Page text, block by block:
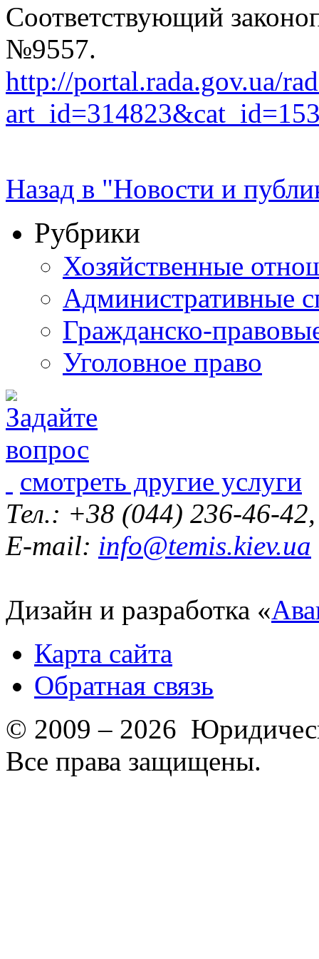
Соответствующий
№9557.
http://portal.rada.gov.ua/
Назад в "Новости и
Рубрики
Хозяйственные
Административные
Гражданско-
Уголовное право
смотреть другие услуги
Тел.: +38 (044) 236-46-
E-mail: info@temis.kiev.ua
Дизайн и разработка «
Карта сайта
Обратная связь
© 2009 – 2026
Все права защищены.